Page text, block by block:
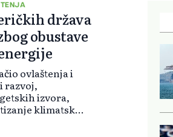
država
obustave
ovlaštenja i
razvoj,
izvora,
klimatskih
proglasi uredbu